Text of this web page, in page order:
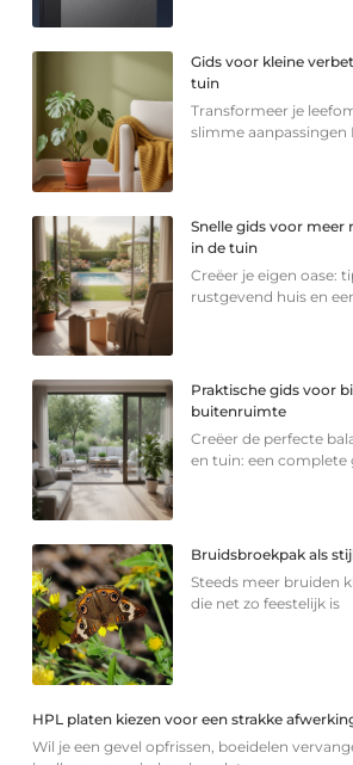
Gids voor kleine
tuin
Transformeer je
slimme aanpassingen
Snelle gids voor meer
in de tuin
Creëer je eigen oase:
rustgevend huis en
Praktische gids voor
buitenruimte
Creëer de perfecte
en tuin: een complete
Bruidsbroekpak als
Steeds meer bruiden
die net zo feestelijk is
HPL platen kiezen voor een strakke
Wil je een gevel opfrissen, boeidelen